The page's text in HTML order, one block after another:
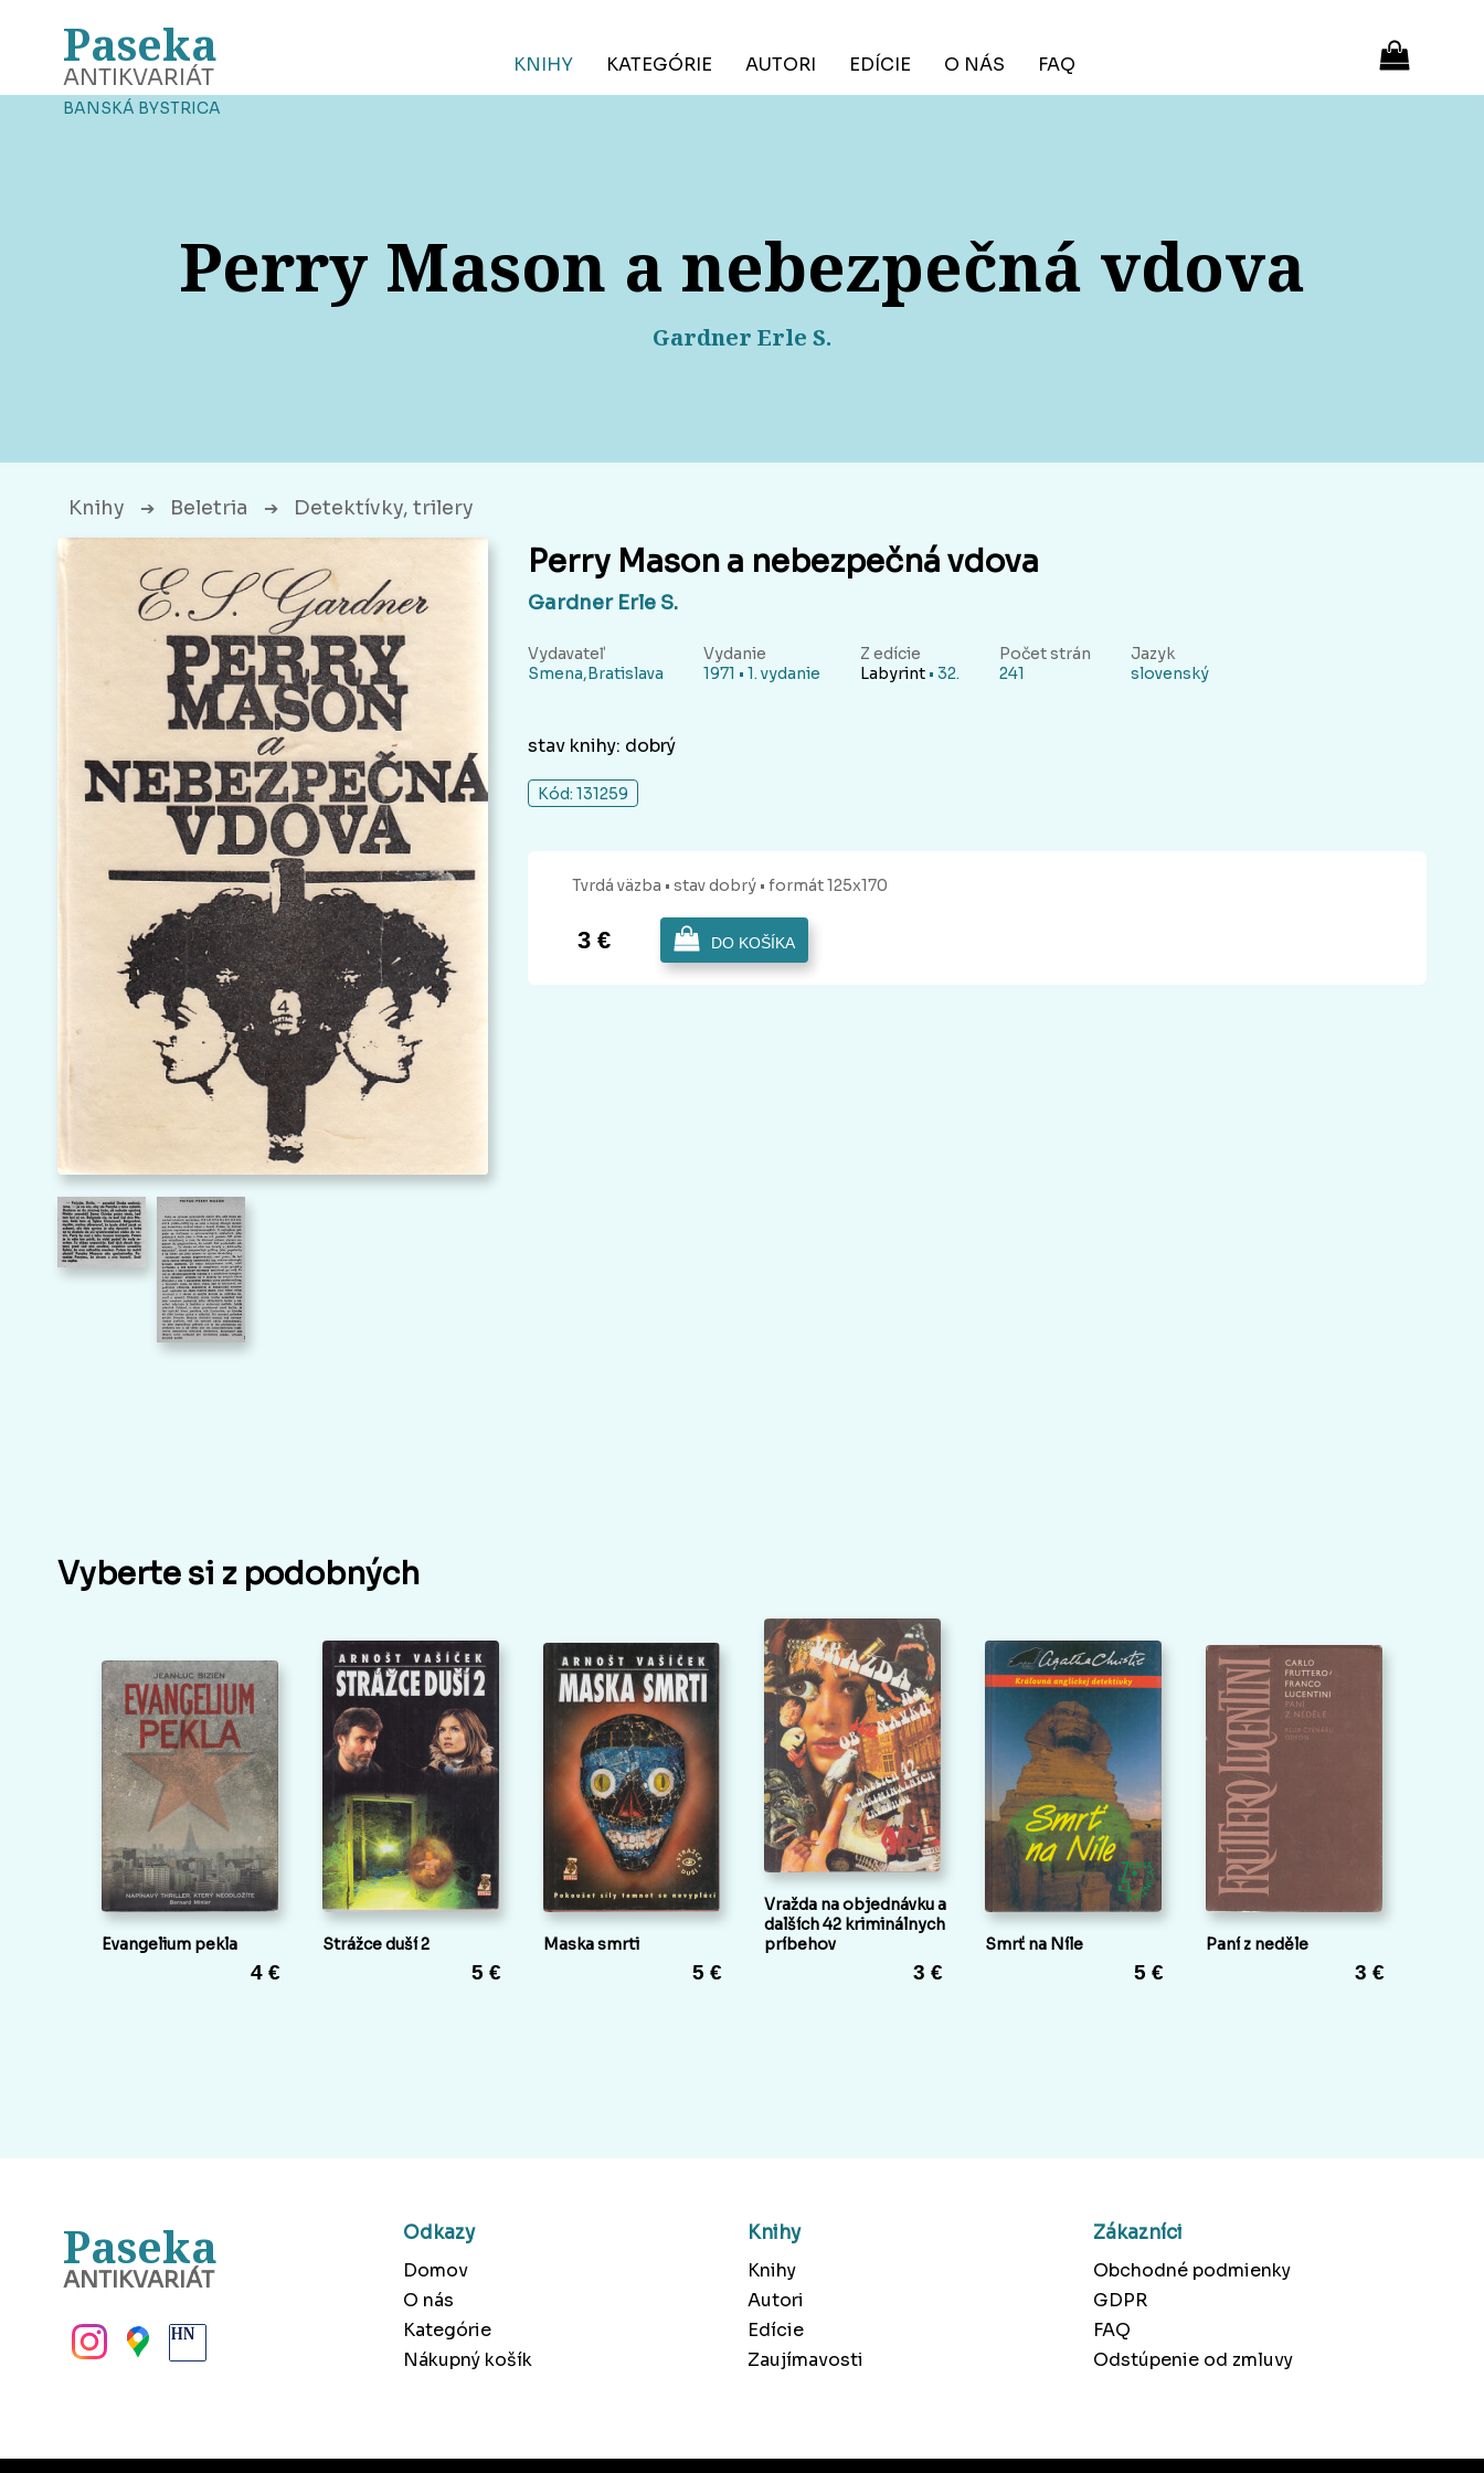
Paseka
ANTIKVARIÁT
BANSKÁ BYSTRICA
KNIHY KATEGÓRIE AUTORI EDÍCIE O NÁS FAQ
Perry Mason a nebezpečná vdova
Gardner Erle S.
Knihy ➔ Beletria ➔ Detektívky, trilery
Perry Mason a nebezpečná vdova
Gardner Erle S.
Vydavateľ
Smena,Bratislava
Vydanie
1971 • 1. vydanie
Z edície
Labyrint • 32.
Počet strán
241
Jazyk
slovenský
stav knihy: dobrý
Kód: 131259
Tvrdá väzba • stav dobrý • formát 125x170
3 € DO KOŠÍKA
Vyberte si z podobných
Evangelium pekla
4 €
Strážce duší 2
5 €
Maska smrti
5 €
Vražda na objednávku a
dalších 42 kriminálnych
príbehov
3 €
Smrť na Níle
5 €
Paní z neděle
3 €
Paseka
ANTIKVARIÁT
Odkazy
Domov
O nás
Kategórie
Nákupný košík
Knihy
Knihy
Autori
Edície
Zaujímavosti
Zákazníci
Obchodné podmienky
GDPR
FAQ
Odstúpenie od zmluvy